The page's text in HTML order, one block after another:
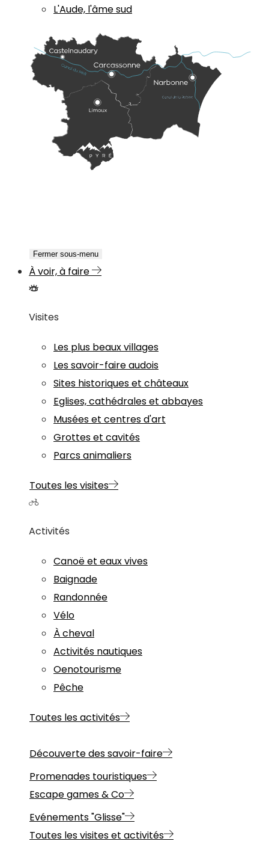
L'Aude, l'âme sud
Fermer sous-menu
À voir, à faire
Visites
Les plus beaux villages
Les savoir-faire audois
Sites historiques et châteaux
Eglises, cathédrales et abbayes
Musées et centres d'art
Grottes et cavités
Parcs animaliers
Toutes les visites
Activités
Canoë et eaux vives
Baignade
Randonnée
Vélo
À cheval
Activités nautiques
Oenotourisme
Pêche
Toutes les activités
Découverte des savoir-faire
Promenades touristiques
Escape games & Co
Evénements "Glisse"
Toutes les visites et activités